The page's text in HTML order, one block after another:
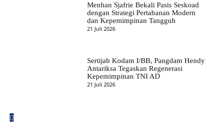
Menhan Sjafrie Bekali Pasis Seskoad
dengan Strategi Pertahanan Modern
dan Kepemimpinan Tangguh
21 Juli 2026
Sertijab Kodam I/BB, Pangdam Hendy
Antariksa Tegaskan Regenerasi
Kepemimpinan TNI AD
21 Juli 2026